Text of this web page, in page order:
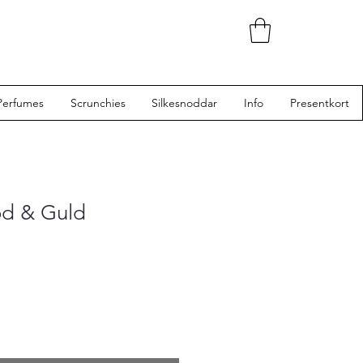
& Guld
Scrunchies Silkesnoddar Info Presentkort